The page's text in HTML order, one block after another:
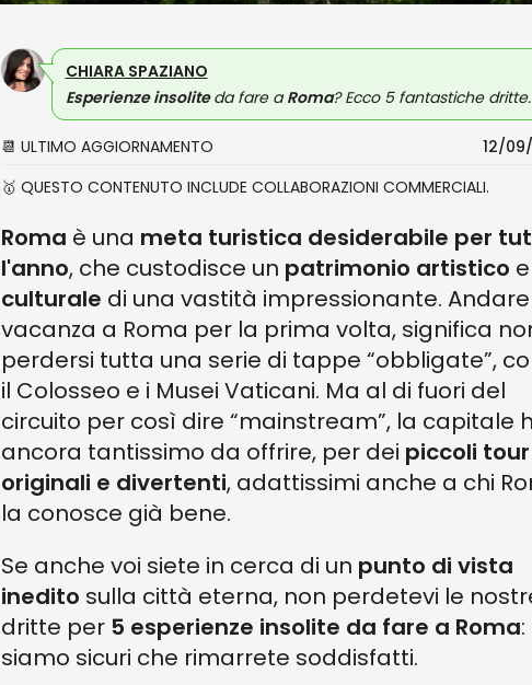
CHIARA SPAZIANO
Esperienze insoliteda fare aRoma? Ecco 5 fantastiche dritte.
📆 ULTIMO AGGIORNAMENTO
12/
🥇 QUESTO CONTENUTO INCLUDE COLLABORAZIONI COMMERCIALI.
Roma è una meta turistica desiderabile per
l'anno, che custodisce un patrimonio artistico e
culturale di una vastità impressionante.
vacanza a Roma per la prima volta, significa
perdersi tutta una serie di tappe “obbligate”,
il Colosseo e i Musei Vaticani. Ma al di fuori del
circuito per così dire “mainstream”, la capitale
ancora tantissimo da offrire, per dei piccoli tour
originali e divertenti, adattissimi anche a chi
la conosce già bene.
Se anche voi siete in cerca di un punto di vista
inedito sulla città eterna, non perdetevi le
dritte per 5 esperienze insolite da fare a Roma:
siamo sicuri che rimarrete soddisfatti.